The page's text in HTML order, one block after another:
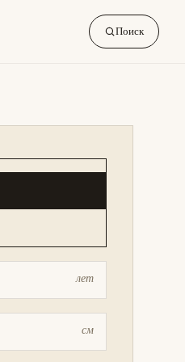
Поиск
лет
см